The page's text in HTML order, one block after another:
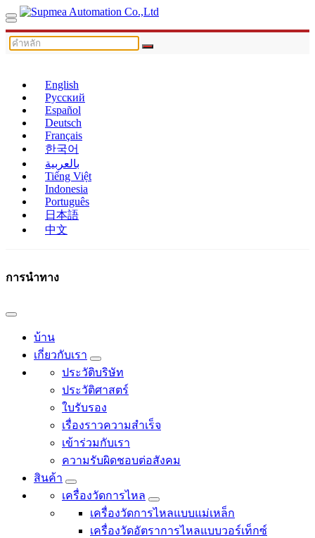
English
Русский
Español
Deutsch
Français
한국어
بالعربية
Tiếng Việt
Indonesia
Português
日本語
中文
การนำทาง
บ้าน
เกี่ยวกับเรา
ประวัติบริษัท
ประวัติศาสตร์
ใบรับรอง
เรื่องราวความสำเร็จ
เข้าร่วมกับเรา
ความรับผิดชอบต่อสังคม
สินค้า
เครื่องวัดการไหล
เครื่องวัดการไหลแบบแม่เหล็ก
เครื่องวัดอัตราการไหลแบบวอร์เท็กซ์